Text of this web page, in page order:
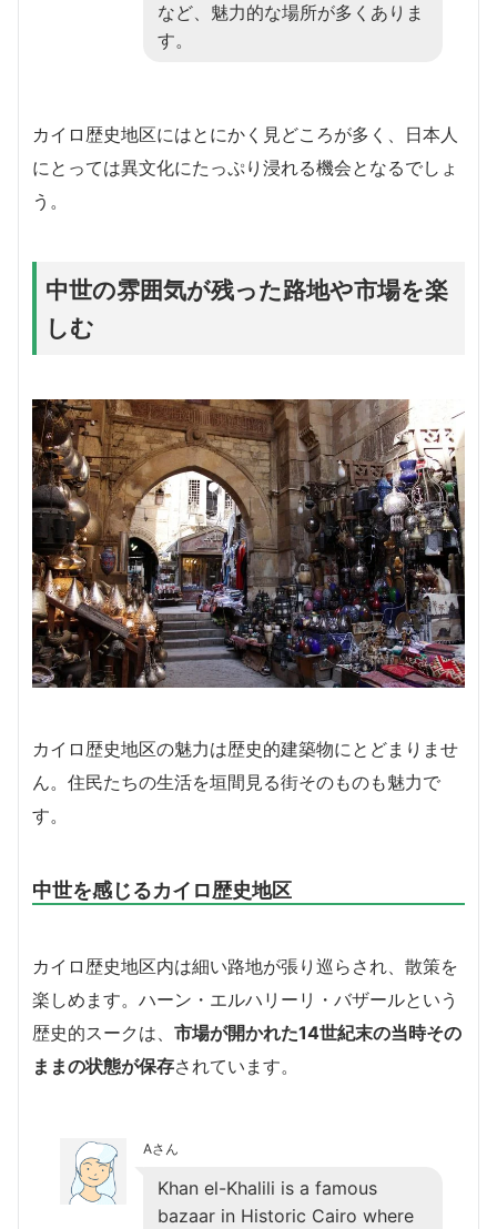
など、魅力的な場所が多くありま
す。
カイロ歴史地区にはとにかく見どころが多く、日本人
にとっては異文化にたっぷり浸れる機会となるでしょ
う。
中世の雰囲気が残った路地や市場を楽
しむ
カイロ歴史地区の魅力は歴史的建築物にとどまりませ
ん。住民たちの生活を垣間見る街そのものも魅力で
す。
中世を感じるカイロ歴史地区
カイロ歴史地区内は細い路地が張り巡らされ、散策を
楽しめます。ハーン・エルハリーリ・バザールという
歴史的スークは、 市場が開かれた14世紀末の当時その
ままの状態が保存されています。
Aさん
Khan el-Khalili is a famous
bazaar in Historic Cairo where